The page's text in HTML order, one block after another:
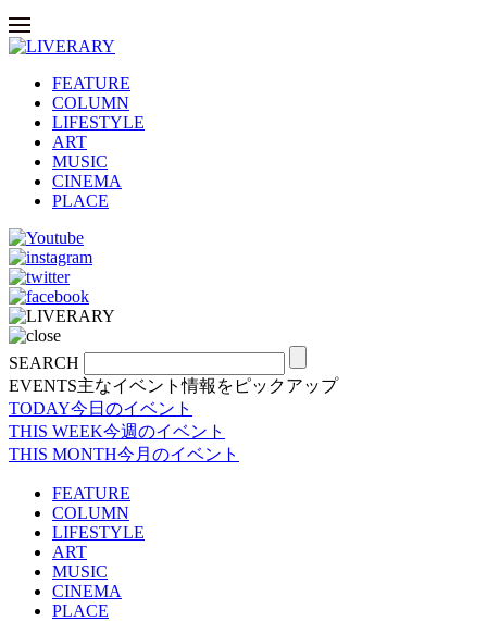
FEATURE
COLUMN
LIFESTYLE
ART
MUSIC
CINEMA
PLACE
SEARCH
EVENTS主なイベント情報をピックアップ
TODAY今日のイベント
THIS WEEK今週のイベント
THIS MONTH今月のイベント
FEATURE
COLUMN
LIFESTYLE
ART
MUSIC
CINEMA
PLACE